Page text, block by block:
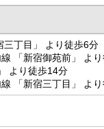
三丁目」 より徒歩6分
「新宿御苑前」 よ
より徒歩14分
「新宿三丁目」 よ